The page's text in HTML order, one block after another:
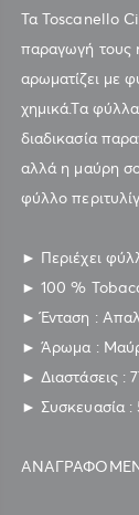
Τα Toscanello
παραγωγή τους
αρωματίζει με
χημικά.Τα
διαδικασία
αλλά η μαύρη
φύλλο
► Περιέχει
► 100 %
► Ένταση :
► Άρωμα :
► Διαστάσεις :
► Συσκευασία :